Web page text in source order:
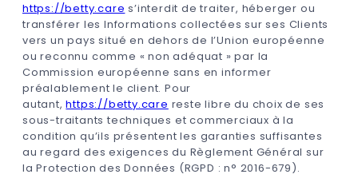
https://betty.care s’interdit de traiter, héberger ou
transférer les Informations collectées sur ses Clients
vers un pays situé en dehors de l’Union européenne
ou reconnu comme « non adéquat » par la
Commission européenne sans en informer
préalablement le client. Pour
autant,https://betty.care reste libre du choix de ses
sous-traitants techniques et commerciaux à la
condition qu’ils présentent les garanties suffisantes
au regard des exigences du Règlement Général sur
la Protection des Données (RGPD : n° 2016-679).